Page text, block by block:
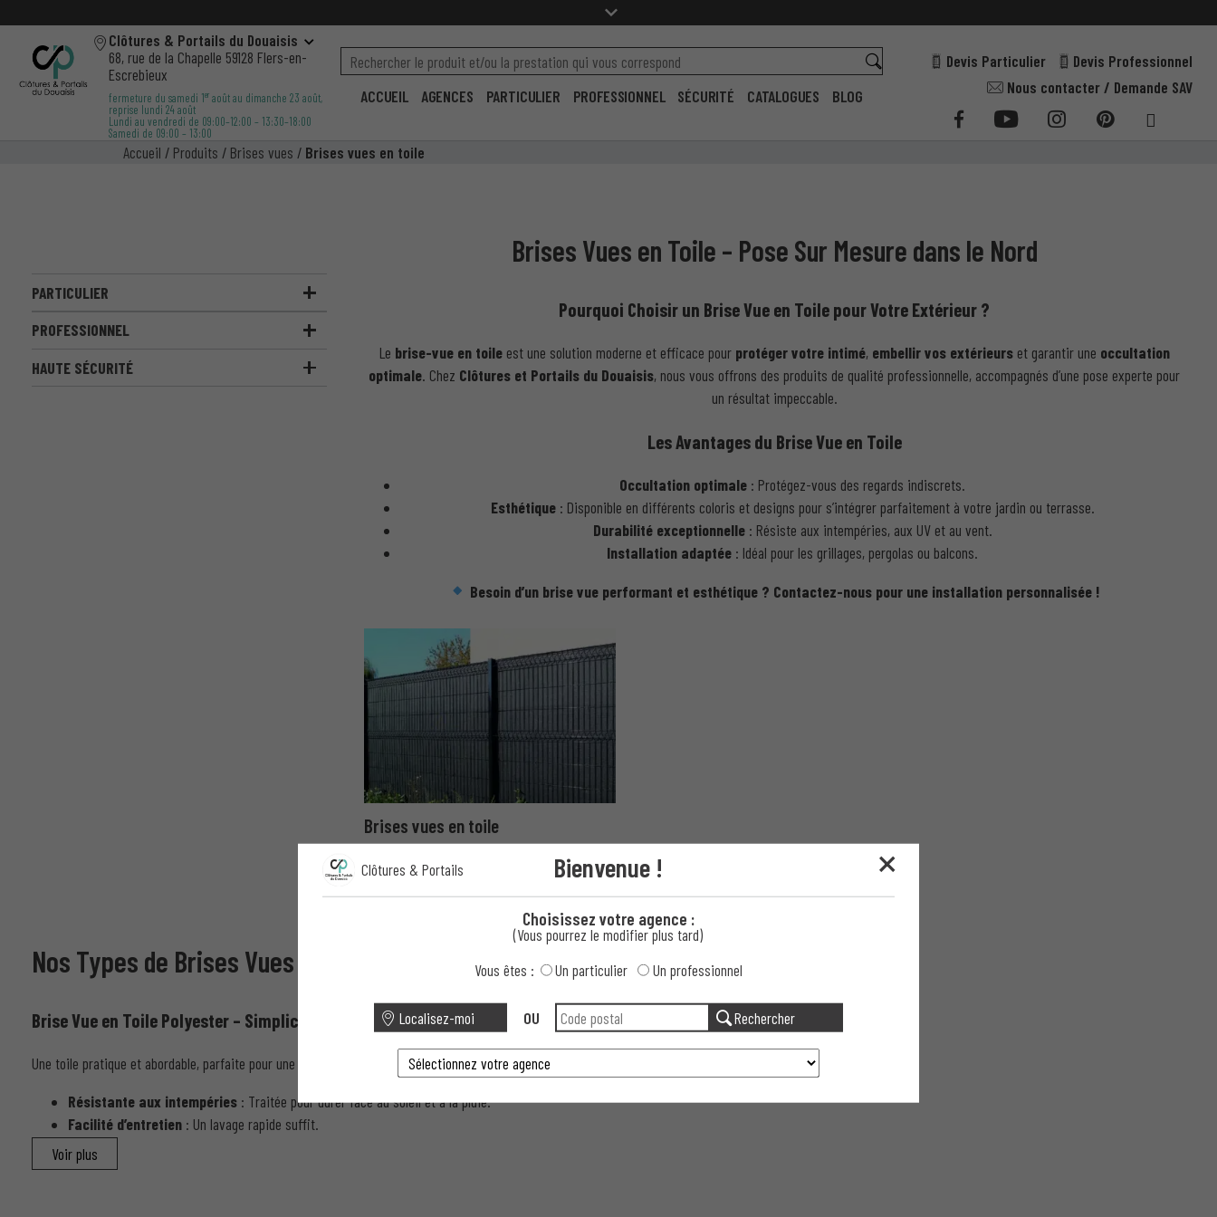
Clôtures & Portails du Douaisis
68, rue de la Chapelle 59128 Flers-en-
Escrebieux
fermeture du samedi 1eraoût au dimanche 23 août,
reprise lundi 24 août
Lundi au vendredi de 09:00–12:00 – 13:30–18:00
Samedi de 09:00 – 13:00
ACCUEIL AGENCES PARTICULIER PROFESSIONNEL SÉCURITÉ CATALOGUES BLOG
Devis Particulier
Devis Professionnel
Nous contacter / Demande SAV
Accueil / Produits / Brises vues / Brises vues en toile
PARTICULIER
PROFESSIONNEL
HAUTE SÉCURITÉ
Brises Vues en Toile – Pose Sur Mesure dans le Nord
Pourquoi Choisir un Brise Vue en Toile pour Votre Extérieur ?
Le brise-vue en toileest une solution moderne et efficace pour protéger votre intimé, embellir vos extérieurset garantir une occultation
optimale. Chez Clôtures et Portails du Douaisis, nous vous offrons des produits de qualité professionnelle, accompagnés d’une pose experte pour
un résultat impeccable.
Les Avantages du Brise Vue en Toile
Occultation optimale : Protégez-vous des regards indiscrets.
Esthétique: Disponible en différents coloris et designs pour s’intégrer parfaitement à votre jardin ou terrasse.
Durabilité exceptionnelle: Résiste aux intempéries, aux UV et au vent.
Installation adaptée : Idéal pour les grillages, pergolas ou balcons.
Besoin d’un brise vue performant et esthétique ? Contactez-nous pour une installation personnalisée !
Brises vues en toile
Nos Types de Brises Vues en Toile
Brise Vue en Toile Polyester – Simplicité et Efficacité
Une toile pratique et abordable, parfaite pour une occultation légère.
Résistante aux intempéries: Traitée pour durer face au soleil et à la pluie.
Facilité d’entretien: Un lavage rapide suffit.
Adaptée à tous les espaces extérieurs
Voir plus
Clôtures & Portails Bienvenue !
Choisissez votre agence :
(Vous pourrez le modifier plus tard)
Vous êtes :
Un particulier Un professionnel
Localisez-moi OU Rechercher